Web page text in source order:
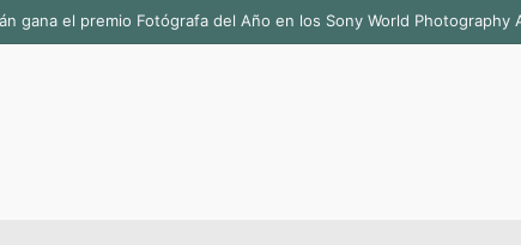
gana el premio Fotógrafa del Año en los Sony World Photography